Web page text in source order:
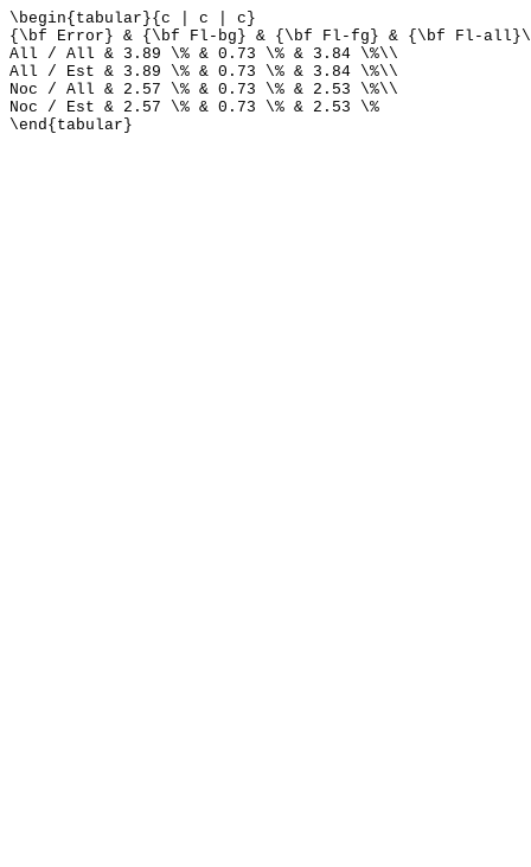
\begin{tabular}{c | c | c}
{\bf Error} & {\bf Fl-bg} & {\bf Fl-fg} & {\bf Fl-
All / All & 3.89 \% & 0.73 \% & 3.84 \%\\
All / Est & 3.89 \% & 0.73 \% & 3.84 \%\\
Noc / All & 2.57 \% & 0.73 \% & 2.53 \%\\
Noc / Est & 2.57 \% & 0.73 \% & 2.53 \%
\end{tabular}